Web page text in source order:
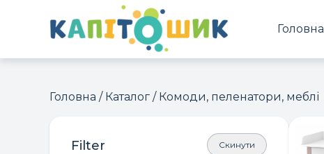
Головна
Головна / Каталог / Комоди, пеленатори, меблі
Скинути